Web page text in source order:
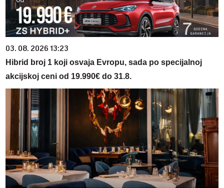
03. 08. 2026 13:23
Hibrid broj 1 koji osvaja Evropu, sada po specijalnoj
akcijskoj ceni od 19.990€ do 31.8.